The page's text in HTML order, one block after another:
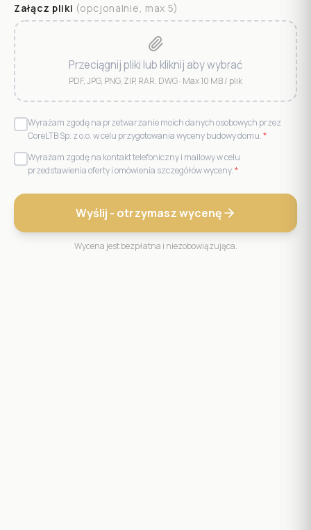
Załącz pliki (opcjonalnie, max 5)
Przeciągnij pliki lub kliknij aby wybrać
PDF, JPG, PNG, ZIP, RAR, DWG · Max 10 MB / plik
Wyrażam zgodę na przetwarzanie moich danych osobowych przez
CoreLTB Sp. z o.o. w celu przygotowania wyceny budowy domu.*
Wyrażam zgodę na kontakt telefoniczny i mailowy w celu
przedstawienia oferty i omówienia szczegółów wyceny.*
Wyślij - otrzymasz wycenę
Wycena jest bezpłatna i niezobowiązująca.